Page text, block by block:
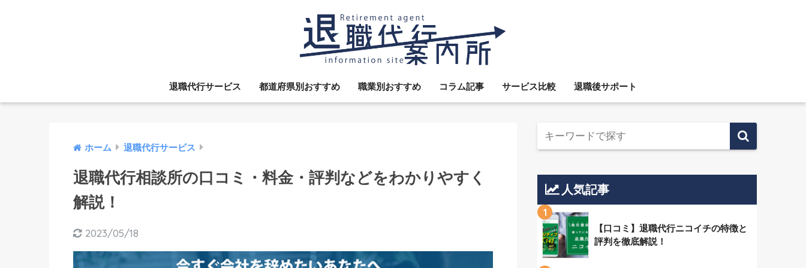
退職代行サービス 都道府県別おすすめ 職業別おすすめ コラム記事 サービス比較 退職後サポート
ホーム 退職代行サービス
退職代行相談所の口コミ・料金・評判などをわかりやすく
解説！
2023/05/18
人気記事
1
【口コミ】退職代行ニコイチの特徴と
評判を徹底解説！